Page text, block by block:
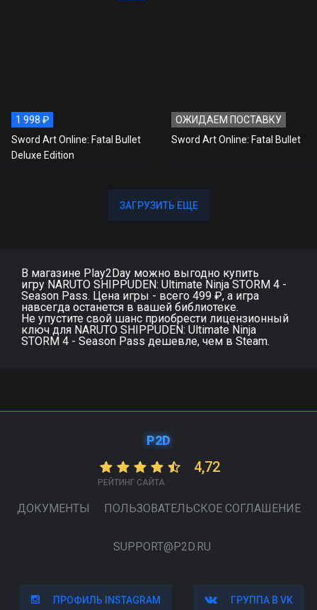
1 998 ₽
Sword Art Online: Fatal Bullet
Deluxe Edition
ОЖИДАЕМ ПОСТАВКУ
Sword Art Online: Fatal Bullet
ЗАГРУЗИТЬ ЕЩЕ
ЗАГРУЗИТЬ ЕЩЕ
В магазине Play2Day можно выгодно купить
игру NARUTO SHIPPUDEN: Ultimate Ninja STORM 4 -
Season Pass. Цена игры - всего 499 ₽, а игра
навсегда останется в вашей библиотеке.
Не упустите свой шанс приобрести лицензионный
ключ для NARUTO SHIPPUDEN: Ultimate Ninja
STORM 4 - Season Pass дешевле, чем в Steam.
P2D
4,72
РЕЙТИНГ САЙТА
ДОКУМЕНТЫ ПОЛЬЗОВАТЕЛЬСКОЕ СОГЛАШЕНИЕ
SUPPORT@P2D.RU
ПРОФИЛЬ INSTAGRAM
ПРОФИЛЬ INSTAGRAM ГРУППА В VK
ГРУППА В VK